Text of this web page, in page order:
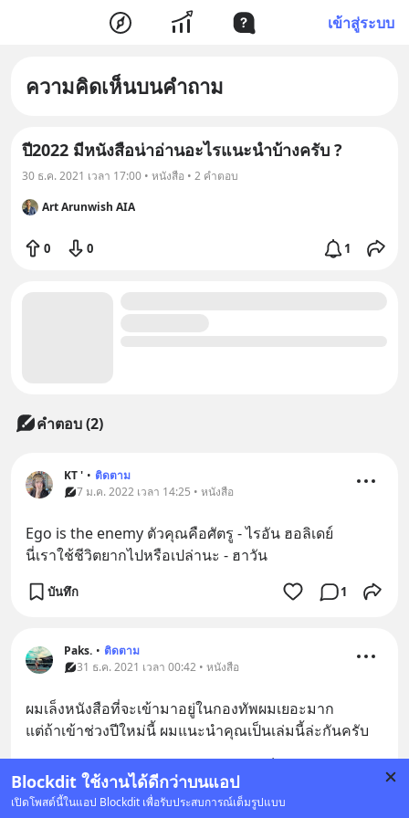
เข้าสู่ระบบ
ความคิดเห็นบนคำถาม
Blockdit ใช้งานได้ดีกว่าบนแอป
เปิดโพสต์นี้ในแอป Blockdit เพื่อรับประสบการณ์เต็มรูปแบบ
ปี2022 มีหนังสือน่าอ่านอะไรแนะนำบ้างครับ ?
30 ธ.ค. 2021 เวลา 17:00 • หนังสือ • 2 คำตอบ
Art Arunwish AIA
0 0 1
คำตอบ (2)
KT ' • ติดตาม
7 ม.ค. 2022 เวลา 14:25 • หนังสือ
Ego is the enemy ตัวคุณคือศัตรู - ไรอัน ฮอลิเดย์
นี่เราใช้ชีวิตยากไปหรือเปล่านะ - ฮาวัน
บันทึก 1
Paks. • ติดตาม
31 ธ.ค. 2021 เวลา 00:42 • หนังสือ
ผมเล็งหนังสือที่จะเข้ามาอยู่ในกองทัพผมเยอะมาก
แต่ถ้าเข้าช่วงปีใหม่นี้ ผมแนะนำคุณเป็นเล่มนี้ล่ะกันครับ
ดูเพิ่มเติม